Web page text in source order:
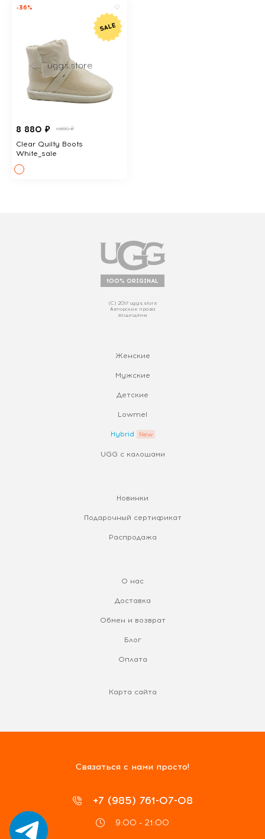
-36%
8 880 ₽ 13690 ₽
Clear Quilty Boots
White_sale
100% ORIGINAL
(С) 2017 uggs.store
Авторские права
защищены
Женские
Мужские
Детские
Lowmel
Hybrid
UGG с калошами
Новинки
Подарочный сертификат
Распродажа
О нас
Доставка
Обмен и возврат
Блог
Оплата
Карта сайта
Связаться с нами просто!
+7 (985) 761-07-08
9:00 - 21:00